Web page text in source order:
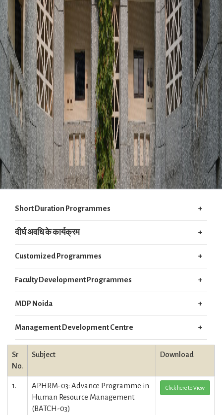
Short Duration Programmes
दीर्घ अवधि के कार्यक्रम
Customized Programmes
Faculty Development Programmes
MDP Noida
Management Development Centre
Sr
No.
Subject Download
1.
APHRM-03: Advance Programme in
Human Resource Management
(BATCH-03)
Click here to View